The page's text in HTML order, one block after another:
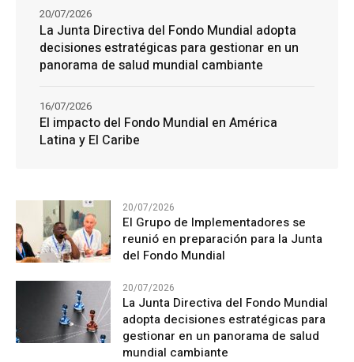
La Junta Directiva del Fondo Mundial adopta
decisiones estratégicas para gestionar en un
panorama de salud mundial cambiante
20/07/2026
El impacto del Fondo Mundial en América
Latina y El Caribe
16/07/2026
20/07/2026
El Grupo de Implementadores se
reunió en preparación para la Junta
del Fondo Mundial
20/07/2026
La Junta Directiva del Fondo Mundial
adopta decisiones estratégicas para
gestionar en un panorama de salud
mundial cambiante